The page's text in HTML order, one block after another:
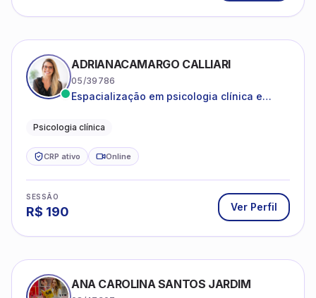
ADRIANACAMARGO CALLIARI
05/39786
Espacialização em psicologia clínica e
Psicologia clínica
CRP ativo Online
SESSÃO
R$ 190 Ver Perfil
ANA CAROLINA SANTOS JARDIM